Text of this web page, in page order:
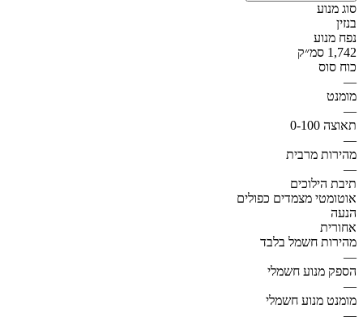
סוג מנוע
בנזין
נפח מנוע
1,742 סמ״ק
כוח סוס
—
מומנט
—
תאוצה 0-100
—
מהירות מרבית
—
תיבת הילוכים
אוטומטי מצמדים כפולים
הנעה
אחורית
מהירות חשמל בלבד
—
הספק מנוע חשמלי
—
מומנט מנוע חשמלי
—